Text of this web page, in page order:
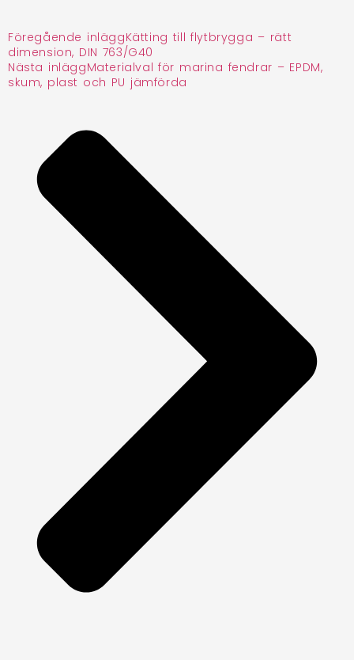
Föregående inläggKätting till flytbrygga – rätt
dimension, DIN 763/G40
Nästa inläggMaterialval för marina fendrar – EPDM,
skum, plast och PU jämförda